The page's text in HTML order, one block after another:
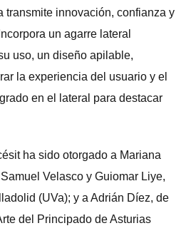
transmite innovación, confianza y
un agarre lateral
uso, un diseño apilable,
la experiencia del usuario y el
en el lateral para destacar
ha sido otorgado a Mariana
Velasco y Guiomar Liye,
(UVa); y a Adrián Díez, de
del Principado de Asturias